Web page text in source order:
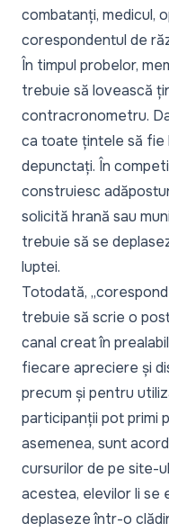
combatanți, medicul,
corespondentul de
În timpul probelor,
trebuie să lovească
contracronometru.
ca toate țintele să fie
depunctați. În
construiesc
solicită hrană sau
trebuie să se
luptei.
Totodată,
trebuie să scrie o
canal creat în
fiecare apreciere și
precum și pentru
participanții pot primi
asemenea, sunt
cursurilor de pe site-
acestea, elevilor li se
deplaseze într-o